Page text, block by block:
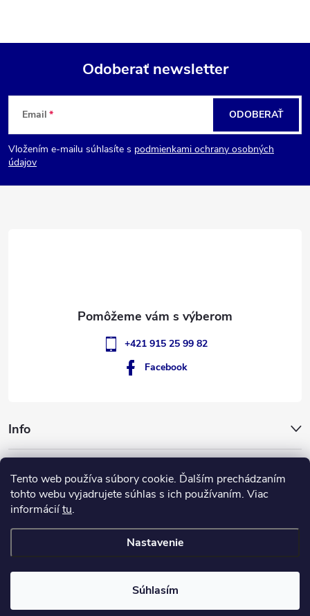
Tento web používa súbory cookie. Ďalším prechádzaním
tohto webu vyjadrujete súhlas s ich používaním. Viac
informáciítu.
Nastavenie
Súhlasím
Z
á
p
Odoberať newsletter
Email
Vložením e-mailu súhlasíte s podmienkami ochrany osobných
údajov
ODOBERAŤ
Info
+421 915 25 99 82
Facebook
Copyright 2026GIGANT Slovakia. Všetky práva vyhradené.